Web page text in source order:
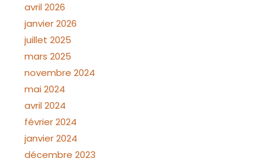
avril 2026
janvier 2026
juillet 2025
mars 2025
novembre 2024
mai 2024
avril 2024
février 2024
janvier 2024
décembre 2023